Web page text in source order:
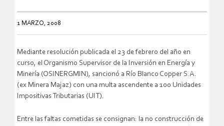
1 MARZO, 2008
Mediante resolución publicada el 23 de febrero del año en
curso, el Organismo Supervisor de la Inversión en Energía y
Minería (OSINERGMIN), sancionó a Río Blanco Copper S.A.
(ex Minera Majaz) con una multa ascendente a 100 Unidades
Impositivas Tributarias (UIT).
Entre las faltas cometidas se consignan: la no construcción de